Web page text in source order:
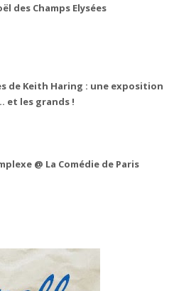
des Champs Elysées
de Keith Haring : une exposition
et les grands !
@ La Comédie de Paris